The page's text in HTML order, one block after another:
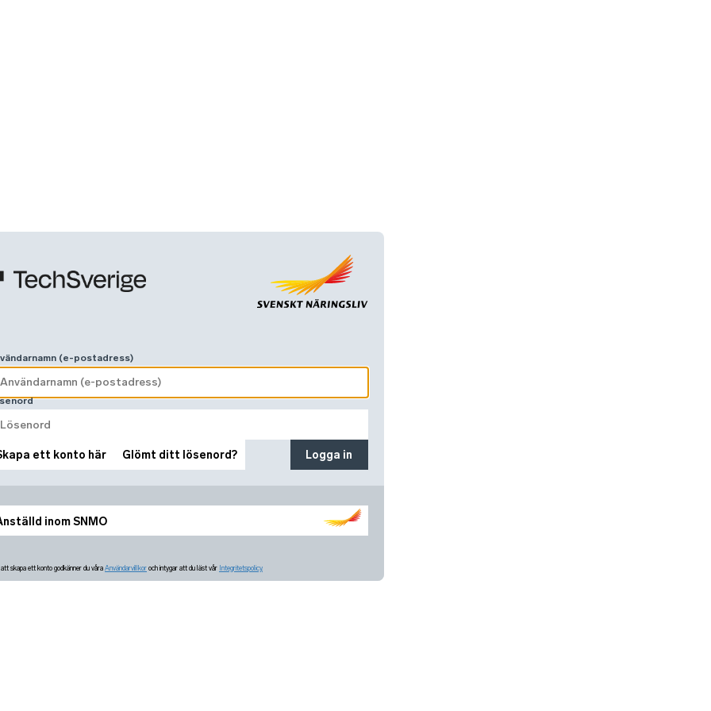
inom SNMO
(e-postadress)
ett konto här Glömt ditt lösenord? Logga in
skapa ett konto godkänner du våra Användarvillkor och intygar att du läst vår Integritetspolicy.